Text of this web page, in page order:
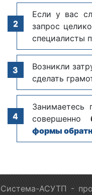
Если у вас
запрос
специалисты
Возникли
сделать
совершенно
формы
Система-АСУТП -